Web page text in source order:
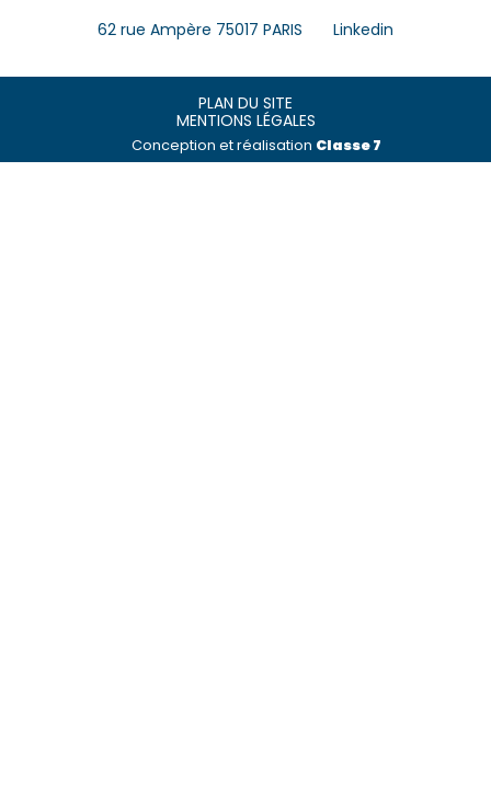
Footer
Principale
62 rue Ampère 75017 PARIS Linkedin
PLAN DU SITE
MENTIONS LÉGALES
Conception et réalisation Classe 7